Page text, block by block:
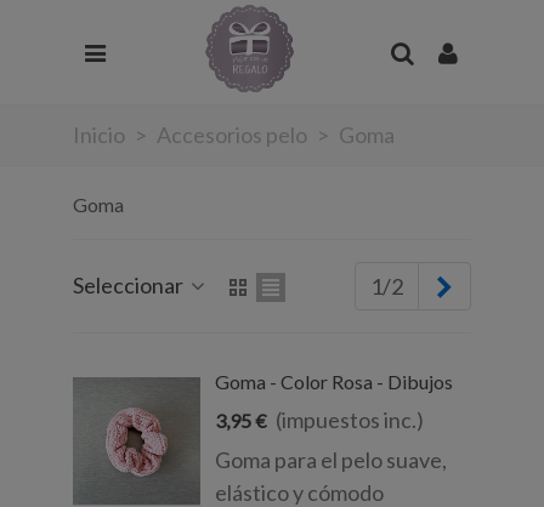
Inicio > Accesorios pelo > Goma
Goma
Seleccionar 1/2
Goma - Color Rosa - Dibujos
3,95 € (impuestos inc.)
Goma para el pelo suave,
elástico y cómodo